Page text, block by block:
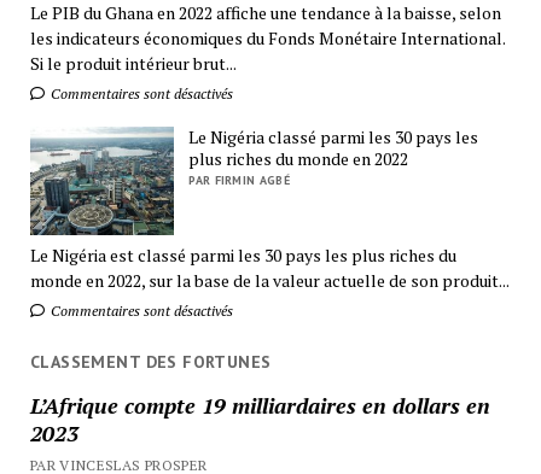
Le PIB du Ghana en 2022 affiche une tendance à la baisse, selon
les indicateurs économiques du Fonds Monétaire International.
Si le produit intérieur brut...
Commentaires sont désactivés
Le Nigéria classé parmi les 30 pays les
plus riches du monde en 2022
PAR FIRMIN AGBÉ
Le Nigéria est classé parmi les 30 pays les plus riches du
monde en 2022, sur la base de la valeur actuelle de son produit...
Commentaires sont désactivés
CLASSEMENT DES FORTUNES
L’Afrique compte 19 milliardaires en dollars en
2023
PAR VINCESLAS PROSPER